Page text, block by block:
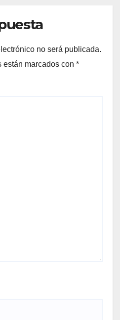
no será publicada.
están marcados con *